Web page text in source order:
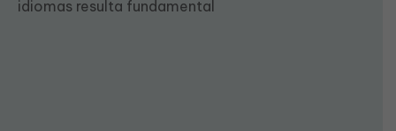
idiomas resulta fundamental